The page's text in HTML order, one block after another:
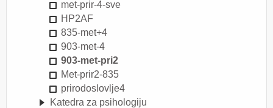
met-prir-4-sve
HP2AF
835-met+4
903-met-4
903-met-pri2
Met-prir2-835
prirodoslovlje4
Katedra za psihologiju